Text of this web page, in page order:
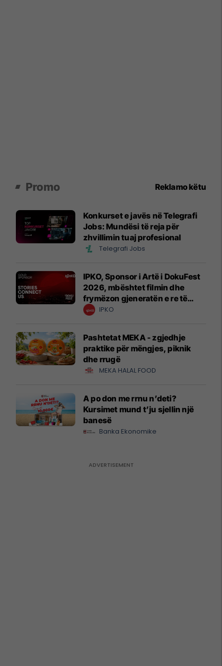
Promo Reklamo këtu
Konkurset e javës në Telegrafi
Jobs: Mundësi të reja për
zhvillimin tuaj profesional
Telegrafi Jobs
IPKO, Sponsor i Artë i DokuFest
2026, mbështet filmin dhe
frymëzon gjeneratën e re të
krijuesve
IPKO
Pashtetat MEKA - zgjedhje
praktike për mëngjes, piknik
dhe rrugë
MEKA HALAL FOOD
A po don me rrnu n’deti?
Kursimet mund t’ju sjellin një
banesë
Banka Ekonomike